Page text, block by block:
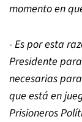
momento en
- Es por esta
Presidente
necesarias
que está en
Prisioneros